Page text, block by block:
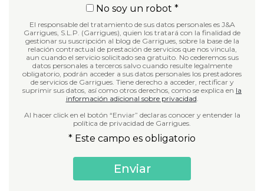
No soy un robot *
El responsable del tratamiento de sus datos personales es J&A
Garrigues, S.L.P. (Garrigues), quien los tratará con la finalidad de
gestionar su suscripción al blog de Garrigues, sobre la base de la
relación contractual de prestación de servicios que nos vincula,
aun cuando el servicio solicitado sea gratuito. No cederemos sus
datos personales a terceros salvo cuando resulte legalmente
obligatorio, podrán acceder a sus datos personales los prestadores
de servicios de Garrigues. Tiene derecho a acceder, rectificar y
suprimir sus datos, así como otros derechos, como se explica en la
información adicional sobre privacidad
Al hacer click en el botón “Enviar” declaras conocer y entender la
política de privacidad de Garrigues.
* Este campo es obligatorio